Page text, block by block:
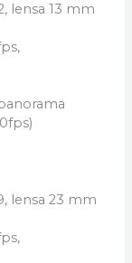
lensa 13 mm
lensa 23 mm